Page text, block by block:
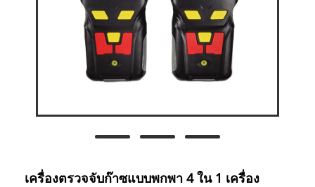
เครื่องตรวจจับก๊าซแบบพกพา 4 ใน 1 เครื่อง